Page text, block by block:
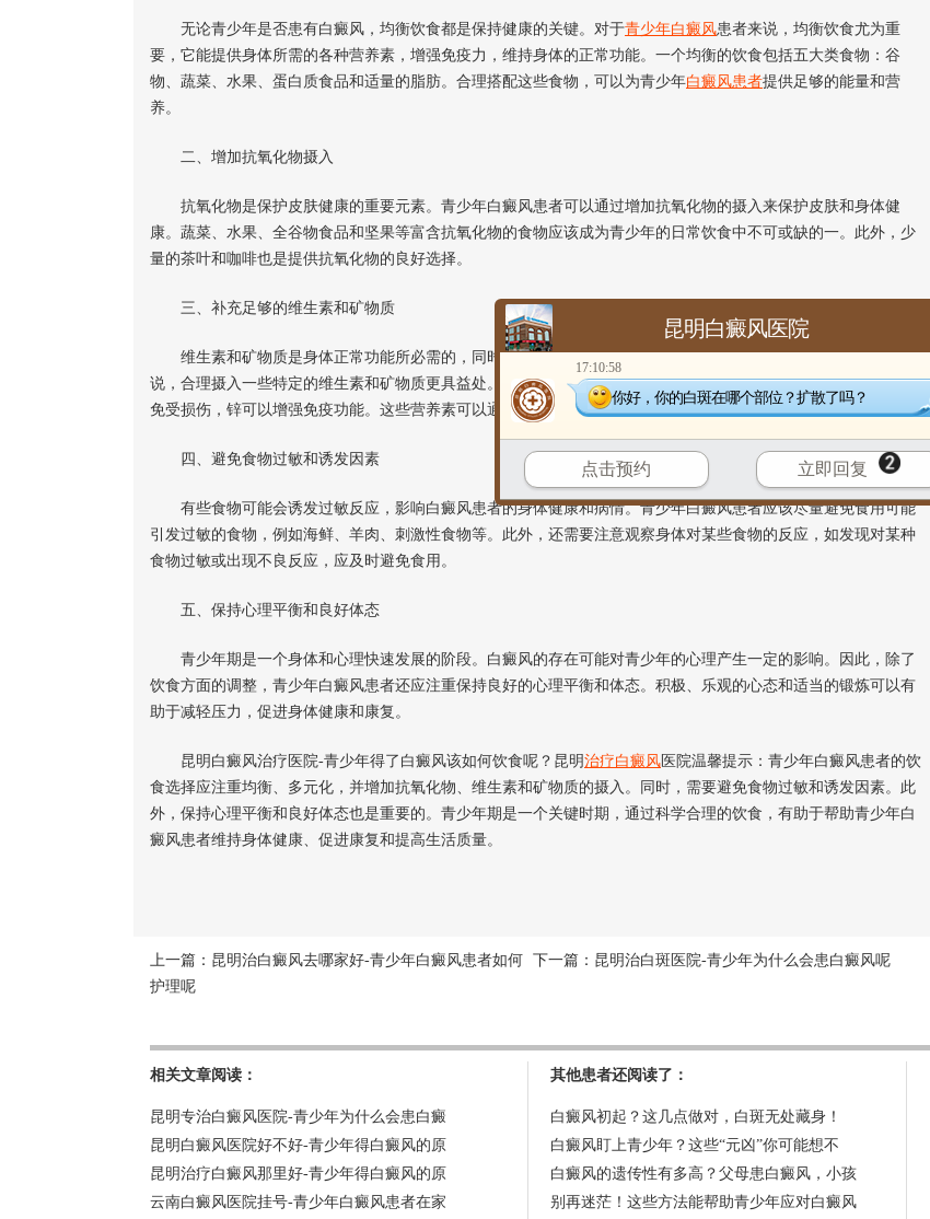
无论青少年是否患有白癜风，均衡饮食都是保持健康的关键。对于青少年白癜风患者来说，均衡饮食尤为重
要，它能提供身体所需的各种营养素，增强免疫力，维持身体的正常功能。一个均衡的饮食包括五大类食物：谷
物、蔬菜、水果、蛋白质食品和适量的脂肪。合理搭配这些食物，可以为青少年白癜风患者提供足够的能量和营
养。
二、增加抗氧化物摄入
抗氧化物是保护皮肤健康的重要元素。青少年白癜风患者可以通过增加抗氧化物的摄入来保护皮肤和身体健
康。蔬菜、水果、全谷物食品和坚果等富含抗氧化物的食物应该成为青少年的日常饮食中不可或缺的一。此外，少
量的茶叶和咖啡也是提供抗氧化物的良好选择。
三、补充足够的维生素和矿物质
维生素和矿物质是身体正常功能所必需的，同时也对皮肤的健康起到重要的作用。对于青少年白癜风患者来
说，合理摄入一些特定的维生素和矿物质更具益处。例如，维生素可以促进神经递质的合成，维生素E可以保护细胞
免受损伤，锌可以增强免疫功能。这些营养素可以通过蔬菜、水果、坚果、肉类和海鲜等食物获得。
四、避免食物过敏和诱发因素
有些食物可能会诱发过敏反应，影响白癜风患者的身体健康和病情。青少年白癜风患者应该尽量避免食用可能
引发过敏的食物，例如海鲜、羊肉、刺激性食物等。此外，还需要注意观察身体对某些食物的反应，如发现对某种
食物过敏或出现不良反应，应及时避免食用。
五、保持心理平衡和良好体态
青少年期是一个身体和心理快速发展的阶段。白癜风的存在可能对青少年的心理产生一定的影响。因此，除了
饮食方面的调整，青少年白癜风患者还应注重保持良好的心理平衡和体态。积极、乐观的心态和适当的锻炼可以有
助于减轻压力，促进身体健康和康复。
昆明白癜风治疗医院-青少年得了白癜风该如何饮食呢？昆明治疗白癜风 医院温馨提示：青少年白癜风患者的饮
食选择应注重均衡、多元化，并增加抗氧化物、维生素和矿物质的摄入。同时，需要避免食物过敏和诱发因素。此
外，保持心理平衡和良好体态也是重要的。青少年期是一个关键时期，通过科学合理的饮食，有助于帮助青少年白
癜风患者维持身体健康、促进康复和提高生活质量。
上一篇： 昆明治白癜风去哪家好-青少年白癜风患者如何
护理呢
下一篇： 昆明治白斑医院-青少年为什么会患白癜风呢
相关文章阅读：
昆明专治白癜风医院-青少年为什么会患白癜
昆明白癜风医院好不好-青少年得白癜风的原
昆明治疗白癜风那里好-青少年得白癜风的原
云南白癜风医院挂号-青少年白癜风患者在家
其他患者还阅读了：
白癜风初起？这几点做对，白斑无处藏身！
白癜风盯上青少年？这些“元凶”你可能想不
白癜风的遗传性有多高？父母患白癜风，小孩
别再迷茫！这些方法能帮助青少年应对白癜风
昆明白癜风医院
17:10:58
你好，你的白斑在哪个部位？扩散了吗？
点击预约 立即回复